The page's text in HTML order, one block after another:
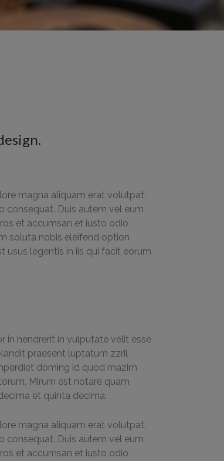
magna aliquam erat volutpat.
consequat. Duis autem vel eum
et accumsan et iusto odio
soluta nobis eleifend option
legentis in iis qui facit eorum
in hendrerit in vulputate velit esse
praesent luptatum zzril
doming id quod mazim
Mirum est notare quam
et quinta decima.
magna aliquam erat volutpat.
consequat. Duis autem vel eum
et accumsan et iusto odio